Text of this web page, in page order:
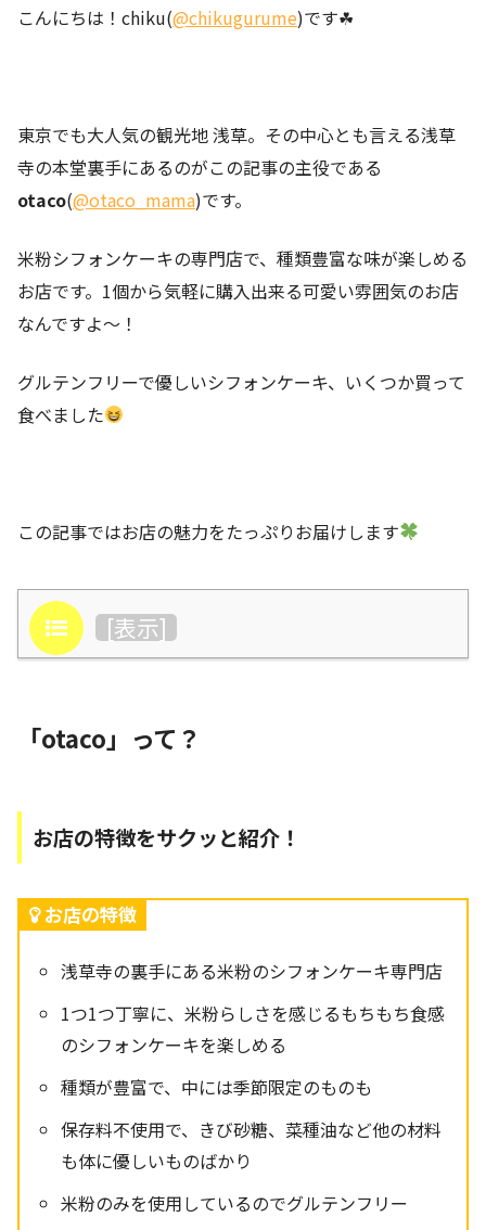
こんにちは！chiku(@chikugurume)です☘
東京でも大人気の観光地 浅草。その中心とも言える浅草
寺の本堂裏手にあるのがこの記事の主役である
otaco(@otaco_mama)です。
米粉シフォンケーキの専門店で、種類豊富な味が楽しめる
お店です。1個から気軽に購入出来る可愛い雰囲気のお店
なんですよ〜！
グルテンフリーで優しいシフォンケーキ、いくつか買って
食べました
この記事ではお店の魅力をたっぷりお届けします
目次 [表示]
「otaco」って？
お店の特徴をサクッと紹介！
お店の特徴
浅草寺の裏手にある米粉のシフォンケーキ専門店
1つ1つ丁寧に、米粉らしさを感じるもちもち食感
のシフォンケーキを楽しめる
種類が豊富で、中には季節限定のものも
保存料不使用で、きび砂糖、菜種油など他の材料
も体に優しいものばかり
米粉のみを使用しているのでグルテンフリー